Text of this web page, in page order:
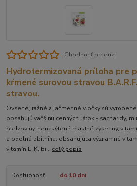
Ohodnotiť produkt
Hydrotermizovaná príloha pre
kŕmené surovou stravou
stravou.
Ovsené, ražné a jačmenné vločky sú
obsahujú väčšinu cenných látok - sacharidy,
bielkoviny, nenasýtené mastné kyseliny,
a odolná obilnina, obsahujúca významné
vitamín E, K, bi... celý popis
Dostupnosť do 10 dní